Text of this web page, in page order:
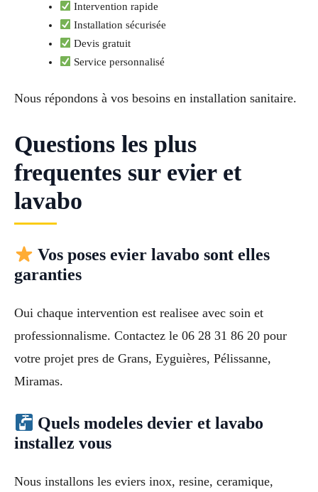
Intervention rapide
Installation sécurisée
Devis gratuit
Service personnalisé
Nous répondons à vos besoins en installation sanitaire.
Questions les plus
frequentes sur evier et
lavabo
Vos poses evier lavabo sont elles
garanties
Oui chaque intervention est realisee avec soin et
professionnalisme. Contactez le 06 28 31 86 20 pour
votre projet pres de Grans, Eyguières, Pélissanne,
Miramas.
Quels modeles devier et lavabo
installez vous
Nous installons les eviers inox, resine, ceramique,